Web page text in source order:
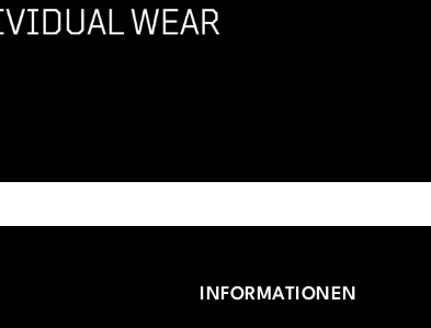
INFORMATIONEN